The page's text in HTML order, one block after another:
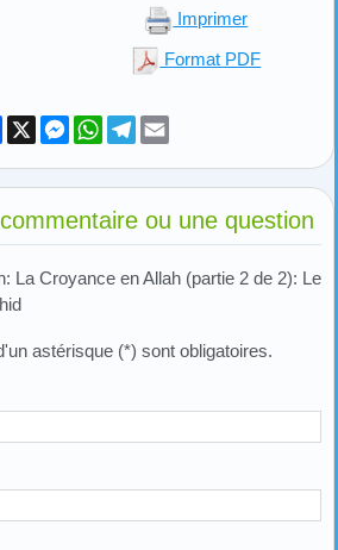
Imprimer
Format PDF
Facebook
X Messenger
WhatsApp
Telegram
ou une question
La Croyance en Allah (partie 2 de 2): Le
astérisque (*) sont obligatoires.